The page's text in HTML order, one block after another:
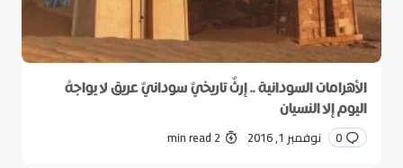
الأهرامات السودانية .. إرثٌ تاريخيٌ سودانيٌ عريق لا يواجهُ
اليوم إلا النسيان
0 نوفمبر 1, 2016 2 min read